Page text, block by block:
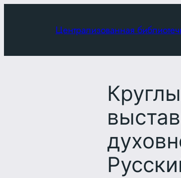
Централизованная